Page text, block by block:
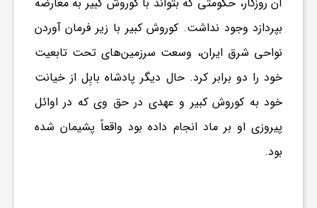
بپردازد وجود نداشت. کوروش کبیر با زیر فرمان آوردن
نواحی شرق ایران، وسعت سرزمین‌های تحت تابعیت
خود را دو برابر کرد. حال دیگر پادشاه بابِل از خیانت
خود به کوروش کبیر و عهدی در حق وی که در اوائل
پیروزی او بر ماد انجام داده بود واقعاً پشیمان شده
بود.